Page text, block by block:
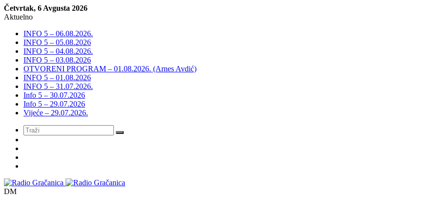
Četvrtak, 6 Avgusta 2026
Aktuelno
INFO 5 – 06.08.2026.
INFO 5 – 05.08.2026
INFO 5 – 04.08.2026.
INFO 5 – 03.08.2026
OTVORENI PROGRAM – 01.08.2026. (Arnes Avdić)
INFO 5 – 01.08.2026
INFO 5 – 31.07.2026.
Info 5 – 30.07.2026
Info 5 – 29.07.2026
Vijeće – 29.07.2026.
Meni
DM